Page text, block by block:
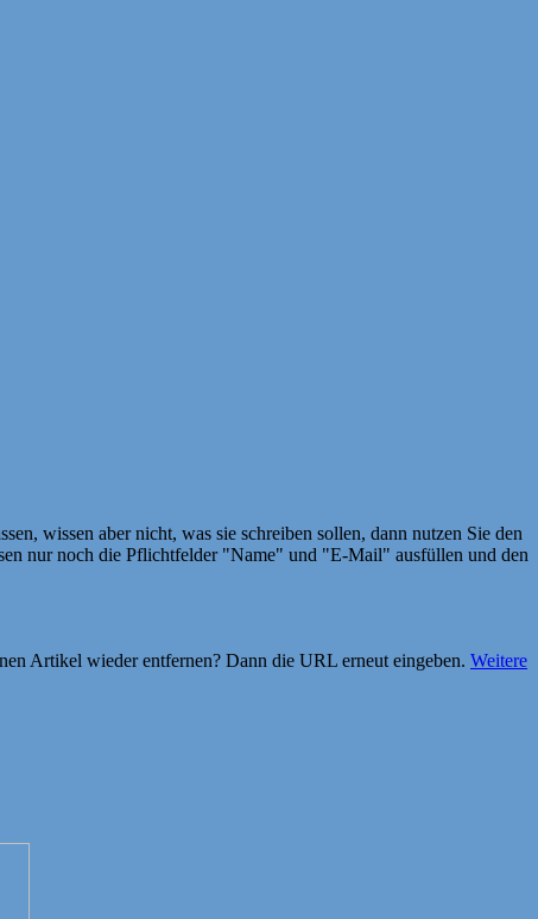
wissen aber nicht, was sie schreiben sollen, dann nutzen Sie den
nur noch die Pflichtfelder "Name" und "E-Mail" ausfüllen und den
Artikel wieder entfernen? Dann die URL erneut eingeben. Weitere